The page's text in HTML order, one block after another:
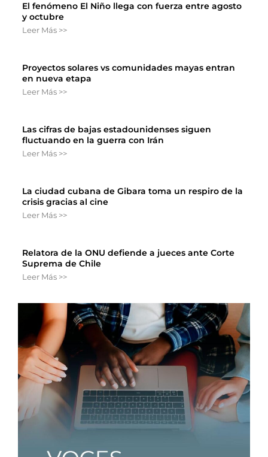
El fenómeno El Niño llega con fuerza entre agosto
y octubre
Leer Más >>
Proyectos solares vs comunidades mayas entran
en nueva etapa
Leer Más >>
Las cifras de bajas estadounidenses siguen
fluctuando en la guerra con Irán
Leer Más >>
La ciudad cubana de Gibara toma un respiro de la
crisis gracias al cine
Leer Más >>
Relatora de la ONU defiende a jueces ante Corte
Suprema de Chile
Leer Más >>